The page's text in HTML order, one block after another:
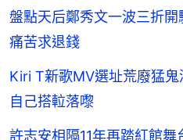
盤點天后鄭秀文一波三折
痛苦求退錢
Kiri T新歌MV選址荒廢猛
自己搭𨋢落嚟
許志安相隔11年再踏紅館